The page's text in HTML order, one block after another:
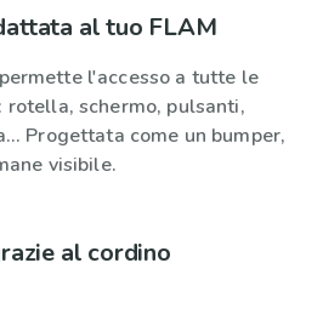
al tuo FLAM
l'accesso a tutte le
rotella, schermo, pulsanti,
Progettata come un bumper,
visibile.
al cordino